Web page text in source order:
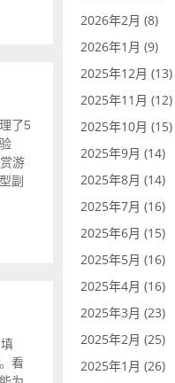
了5
游
副
看
2026年2月 (8)
2026年1月 (9)
2025年12月 (13)
2025年11月 (12)
2025年10月 (15)
2025年9月 (14)
2025年8月 (14)
2025年7月 (16)
2025年6月 (15)
2025年5月 (16)
2025年4月 (16)
2025年3月 (23)
2025年2月 (25)
2025年1月 (26)